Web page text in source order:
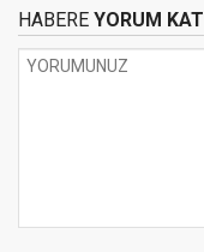
HABERE YORUM KAT